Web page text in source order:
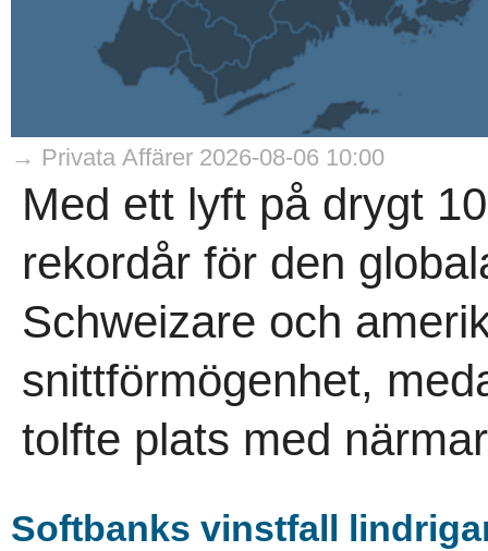
→ Privata Affärer 2026-08-06 10:00
Med ett lyft på drygt
rekordår för den
Schweizare och
snittförmögenhet,
tolfte plats med
Softbanks vinstfall